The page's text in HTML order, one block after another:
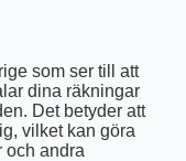
som ser till att
dina räkningar
Det betyder att
vilket kan göra
och andra